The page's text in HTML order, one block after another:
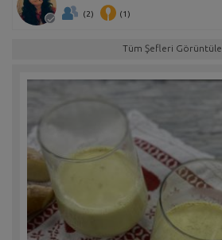
(2) (1)
Tüm Şefleri Görüntüle